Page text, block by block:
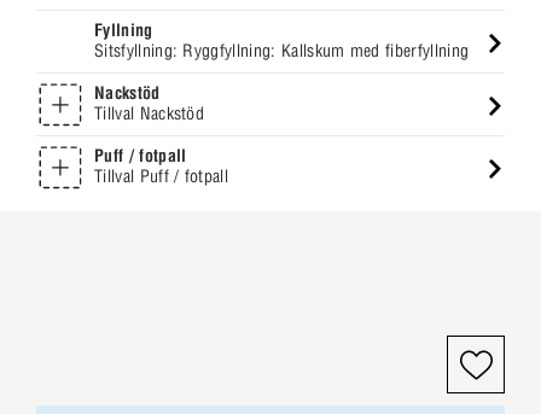
Fyllning
Sitsfyllning: Ryggfyllning: Kallskum med fiberfyllning
Nackstöd
Tillval Nackstöd
Puff / fotpall
Tillval Puff / fotpall